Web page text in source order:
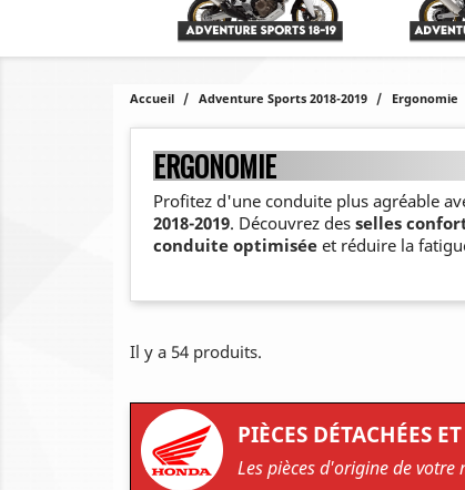
Accueil Adventure Sports 2018-2019 Ergonomie
ERGONOMIE
Profitez d'une conduite plus agréable
2018-2019. Découvrez des selles
conduite optimisée et réduire la
Il y a 54 produits.
PIÈCES DÉTACHÉES
Les pièces d'origine de